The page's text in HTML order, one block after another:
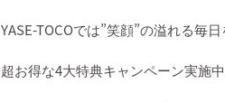
YASE-TOCOでは”笑顔”の溢れる毎
超お得な4大特典キャンペーン実施中